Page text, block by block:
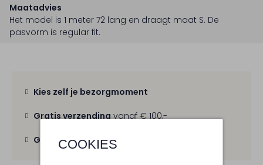
COOKIES
Maatadvies
Het model is 1 meter 72 lang en draagt maat S. De
pasvorm is regular fit.
Kies zelf je bezorgmoment
Gratis verzendingvanaf € 100,-
Gratis retourbinnen 30 dagen